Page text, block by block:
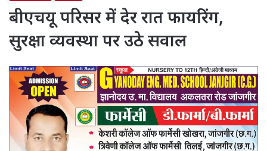
बीएचयू परिसर में देर रात फायरिंग,
सुरक्षा व्यवस्था पर उठे सवाल